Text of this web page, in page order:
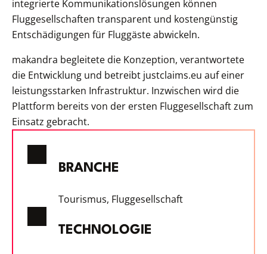
integrierte Kommunikationslösungen können
Fluggesellschaften transparent und kostengünstig
Entschädigungen für Fluggäste abwickeln.
makandra begleitete die Konzeption, verantwortete
die Entwicklung und betreibt justclaims.eu auf einer
leistungsstarken Infrastruktur. Inzwischen wird die
Plattform bereits von der ersten Fluggesellschaft zum
Einsatz gebracht.
BRANCHE
Tourismus, Fluggesellschaft
TECHNOLOGIE